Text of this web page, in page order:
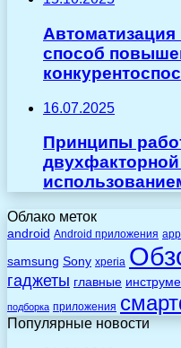
способ
16.07.2025
Принципы
Облако меток
android Android приложения
samsung Sony xperia
гаджеты главные
подборка приложения
Популярные новости